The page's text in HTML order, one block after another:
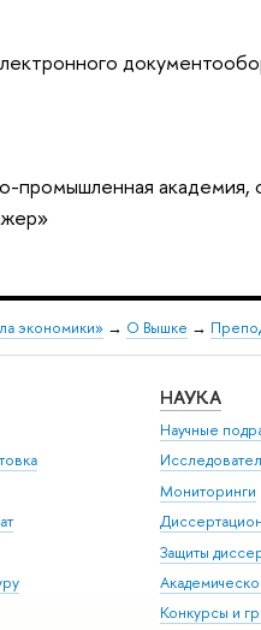
промышленная
экономики» → О Вышке →
НАУКА
Научные
Мониторинги
Защиты
Конкурсы и